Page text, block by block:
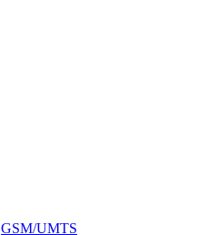
GSM/UMTS